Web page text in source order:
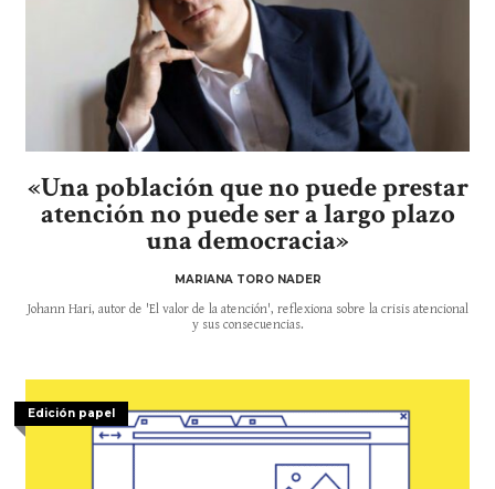
«Una población que no puede prestar
atención no puede ser a largo plazo
una democracia»
MARIANA TORO NADER
Johann Hari, autor de 'El valor de la atención', reflexiona sobre la crisis atencional
y sus consecuencias.
Edición papel